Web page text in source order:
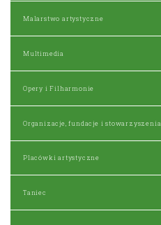
Malarstwo artystyczne
Multimedia
Opery i Filharmonie
Organizacje, fundacje i stowarzyszenia
Placówki artystyczne
Taniec